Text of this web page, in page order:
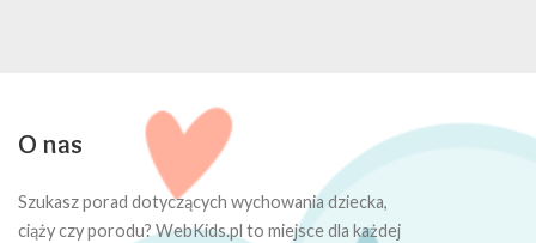
O nas
Szukasz porad dotyczących wychowania dziecka,
ciąży czy porodu? WebKids.pl to miejsce dla każdej